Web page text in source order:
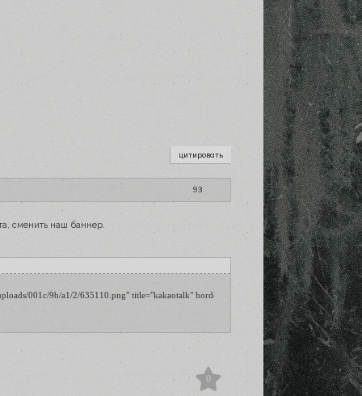
цитировать
93
сменить наш баннер.
001c/9b/a1/2/635110.png" title="kakaotalk" border="0" alt="kakaotalk"></a>
0